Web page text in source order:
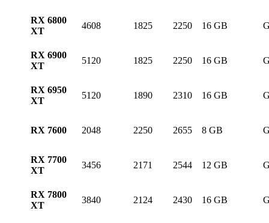
RX 6800
XT
4608 1825 2250 16 GB
RX 6900
XT
5120 1825 2250 16 GB
RX 6950
XT
5120 1890 2310 16 GB
RX 7600 2048 2250 2655 8 GB
RX 7700
XT
3456 2171 2544 12 GB
RX 7800
XT
3840 2124 2430 16 GB